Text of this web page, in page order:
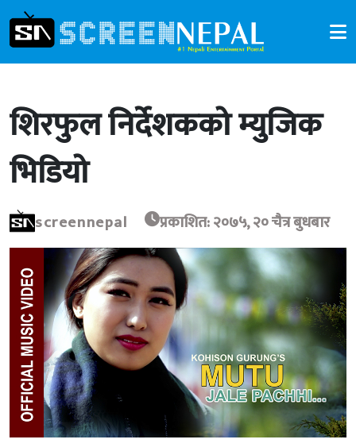
शिरफुल निर्देशकको म्युजिक
भिडियो
screennepal प्रकाशित: २०७५, २० चैत्र बुधबार